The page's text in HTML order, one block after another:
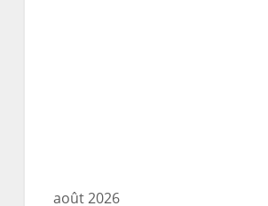
août 2026